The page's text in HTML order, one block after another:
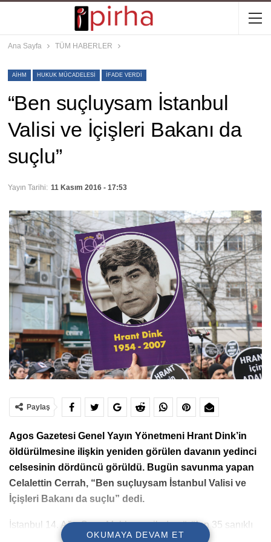
Ana Sayfa TÜM HABERLER
AİHM HUKUK MÜCADELESI IFADE VERDI
“Ben suçluysam İstanbul
Valisi ve İçişleri Bakanı da
suçlu”
Yayın Tarihi: 11 Kasım 2016 - 17:53
Paylaş
Agos Gazetesi Genel Yayın Yönetmeni Hrant Dink’in
öldürülmesine ilişkin yeniden görülen davanın yedinci
celsesinin dördüncü görüldü. Bugün savunma yapan
Celalettin Cerrah, “Ben suçluysam İstanbul Valisi ve
İçişleri Bakanı da suçlu” dedi.
İstanbul 14. Ağır Ceza Mahkemesi’nde görülen 35 sanıklı
OKUMAYA DEVAM ET